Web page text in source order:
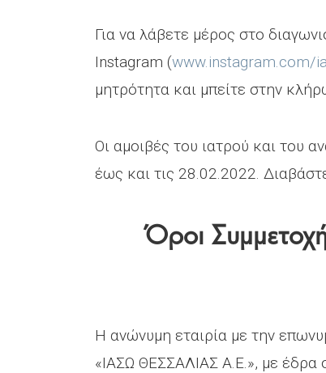
Για να λάβετε μέρος στο
Instagram (www.instagram.com/
μητρότητα και μπείτε στην
Οι αμοιβές του ιατρού και του
έως και τις 28.02.2022.
Όροι
Η ανώνυμη εταιρία με την
«ΙΑΣΩ ΘΕΣΣΑΛΙΑΣ Α.Ε.», με έδρα